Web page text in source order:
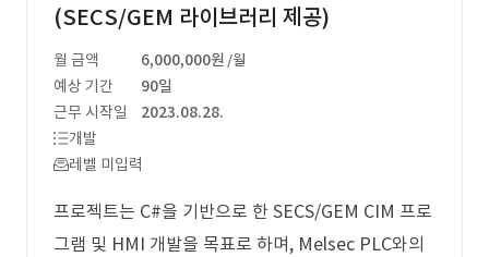
(SECS/GEM 라이브러리 제공)
월 금액 6,000,000원 /월
예상 기간
90일
근무 시작일
2023.08.28.
개발
레벨 미입력
프로젝트는 C#을 기반으로 한 SECS/GEM CIM 프로
그램 및 HMI 개발을 목표로 하며, Melsec PLC와의